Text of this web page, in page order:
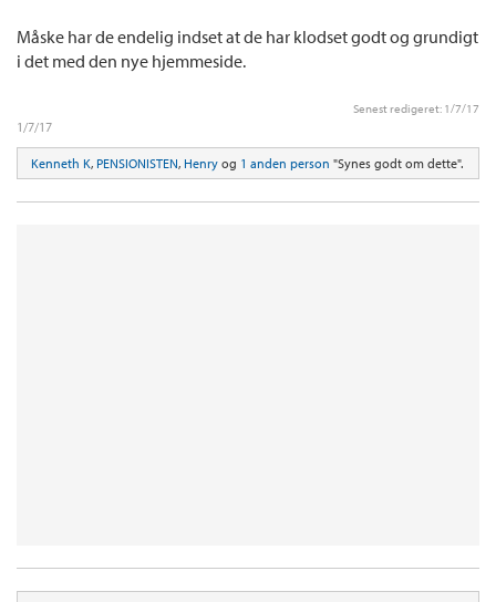
Måske har de endelig indset at de har klodset godt og grundigt
i det med den nye hjemmeside.
Senest redigeret: 1/7/17
1/7/17
Kenneth K, PENSIONISTEN, Henry og 1 anden person "Synes godt om dette".